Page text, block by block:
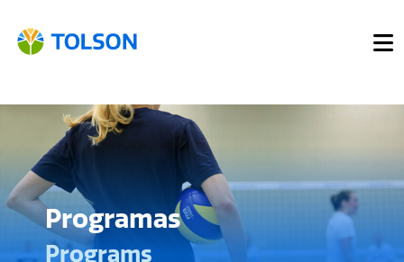
Programas
Programs